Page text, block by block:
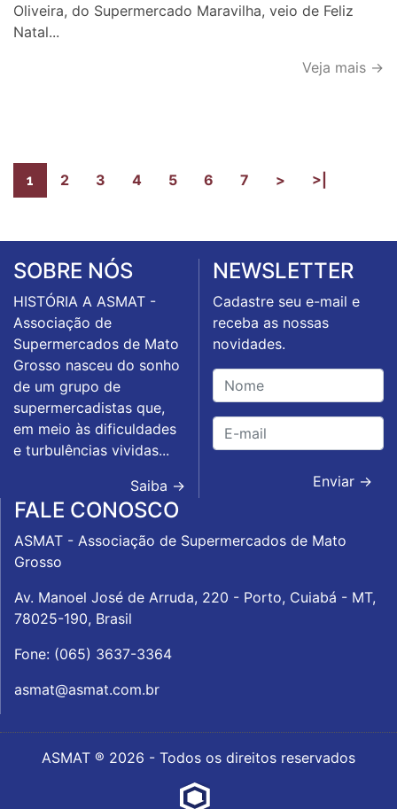
Oliveira, do Supermercado Maravilha, veio de Feliz
Natal...
Veja mais →
1 2 3 4 5 6 7 > >|
SOBRE NÓS
HISTÓRIA A ASMAT -
Associação de
Supermercados de Mato
Grosso nasceu do sonho
de um grupo de
supermercadistas que,
em meio às dificuldades
e turbulências vividas...
Saiba →
NEWSLETTER
Cadastre seu e-mail e
receba as nossas
novidades.
Enviar →
FALE CONOSCO
ASMAT - Associação de Supermercados de Mato
Grosso
Av. Manoel José de Arruda, 220 - Porto, Cuiabá - MT,
78025-190, Brasil
Fone: (065) 3637-3364
asmat@asmat.com.br
ASMAT ® 2026 - Todos os direitos reservados